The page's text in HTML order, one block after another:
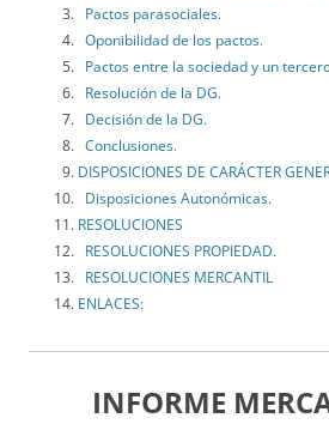
Pactos parasociales.
Oponibilidad de los pactos.
Pactos entre la sociedad y un
Resolución de la DG.
Decisión de la DG.
Conclusiones.
DISPOSICIONES DE CARÁCTER
Disposiciones Autonómicas.
RESOLUCIONES
RESOLUCIONES PROPIEDAD.
RESOLUCIONES MERCANTIL
ENLACES:
INFORME